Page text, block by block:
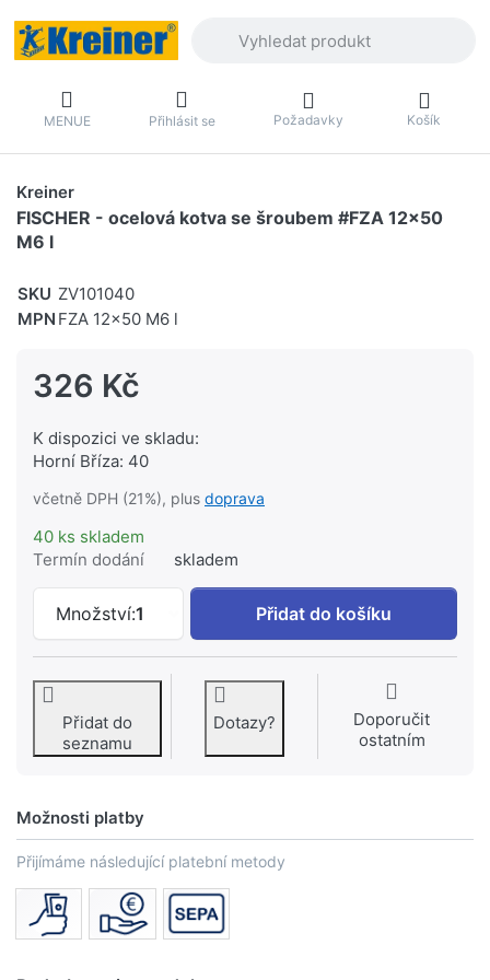
MENUE Přihlásit se Požadavky Košík
Kreiner
FISCHER - ocelová kotva se šroubem #FZA 12x50
M6 l
SKU ZV101040
MPN FZA 12x50 M6 l
326 Kč
K dispozici ve skladu:
Horní Bříza: 40
včetně DPH (21%), plus doprava
40 ks skladem
Termín dodání
skladem
Množství:1
FISCHER - ocelová kotva se šroubem
Přidat do košíku
Přidat do
seznamu
Dotazy?
Doporučit
ostatním
Možnosti platby
Přijímáme následující platební metody